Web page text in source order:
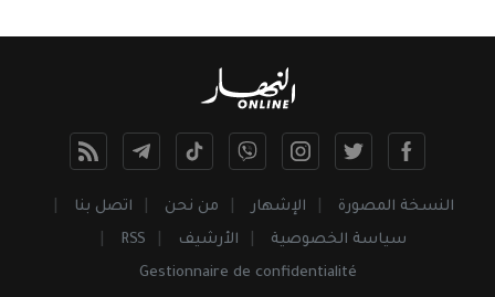
النسخة المصورة الإشهار من نحن
اتصل بنا
سياسة الخصوصية
الأرشيف
RSS
Gestionnaire de confidentialité